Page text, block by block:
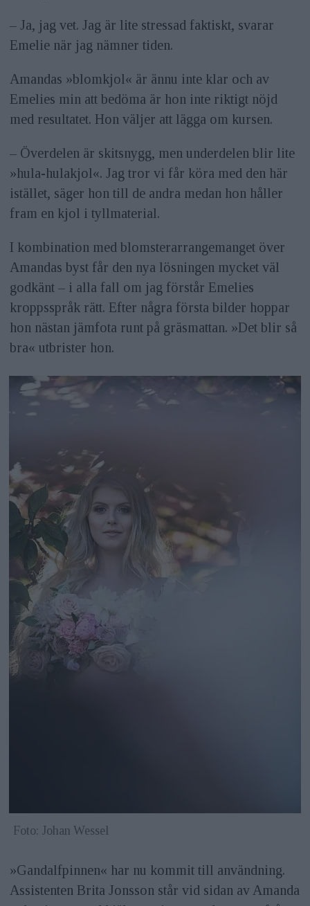
– Ja, jag vet. Jag är lite stressad faktiskt, svarar
Emelie när jag nämner tiden.
Amandas »blomkjol« är ännu inte klar och av
Emelies min att bedöma är hon inte riktigt nöjd
med resultatet. Hon väljer att lägga om kursen.
– Överdelen är skitsnygg, men underdelen blir lite
»hula-hulakjol«. Jag tror vi får köra med den här
istället, säger hon till de andra medan hon håller
fram en kjol i tyllmaterial.
I kombination med blomsterarrangemanget över
Aman­das byst får den nya lösningen mycket väl
godkänt – i alla fall om jag förstår Emelies
kroppsspråk rätt. Efter några första bilder hoppar
hon nästan jämfota runt på gräsmattan. »Det blir så
bra« utbrister hon.
Foto: Johan Wessel
»Gandalfpinnen« har nu kommit till användning.
Assistenten Brita Jonsson står vid sidan av Amanda